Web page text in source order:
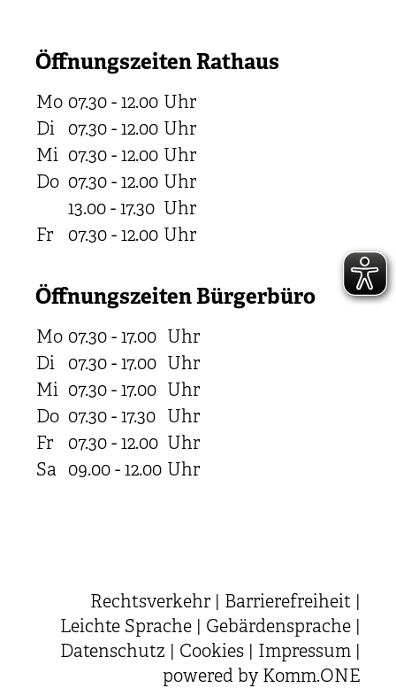
Öffnungszeiten Rathaus
Mo 07.30 - 12.00 Uhr
Di
07.30 - 12.00 Uhr
Mi 07.30 - 12.00 Uhr
Do 07.30 - 12.00 Uhr
13.00 - 17.30 Uhr
Fr
07.30 - 12.00 Uhr
Öffnungszeiten Bürgerbüro
Mo 07.30 - 17.00 Uhr
Di
07.30 - 17.00 Uhr
Mi 07.30 - 17.00 Uhr
Do 07.30 - 17.30 Uhr
Fr
07.30 - 12.00 Uhr
Sa 09.00 - 12.00 Uhr
Rechtsverkehr Barrierefreiheit
Leichte Sprache
Gebärdensprache
Datenschutz
Cookies Impressum
powered by Komm.ONE